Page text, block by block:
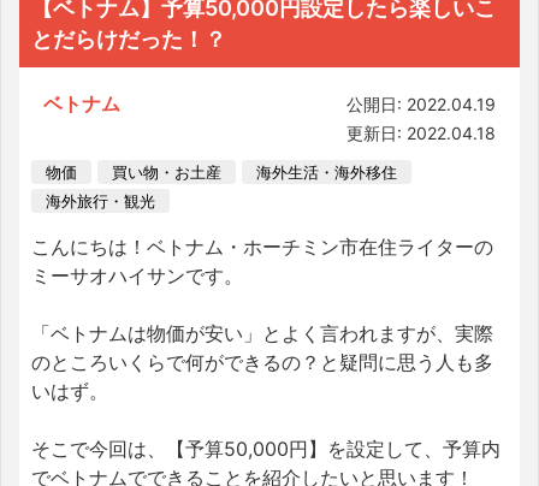
【ベトナム】予算50,000円設定したら楽しいこ
とだらけだった！？
ベトナム
公開日: 2022.04.19
更新日: 2022.04.18
物価 買い物・お土産
海外生活・海外移住
海外旅行・観光
こんにちは！ベトナム・ホーチミン市在住ライターの
ミーサオハイサンです。
「ベトナムは物価が安い」とよく言われますが、実際
のところいくらで何ができるの？と疑問に思う人も多
いはず。
そこで今回は、【予算50,000円】を設定して、予算内
でベトナムでできることを紹介したいと思います！